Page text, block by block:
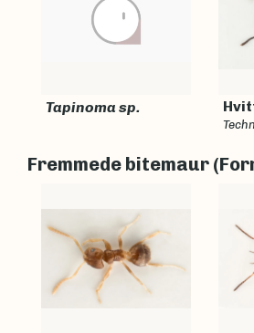
Tapinoma sp.
Fremmede bitemaur